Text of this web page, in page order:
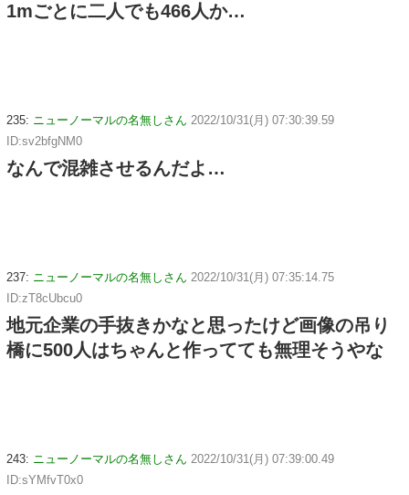
1mごとに二人でも466人か…
235: ニューノーマルの名無しさん 2022/10/31(月) 07:30:39.59
ID:sv2bfgNM0
なんで混雑させるんだよ…
237: ニューノーマルの名無しさん 2022/10/31(月) 07:35:14.75
ID:zT8cUbcu0
地元企業の手抜きかなと思ったけど画像の吊り
橋に500人はちゃんと作ってても無理そうやな
243: ニューノーマルの名無しさん 2022/10/31(月) 07:39:00.49
ID:sYMfvT0x0